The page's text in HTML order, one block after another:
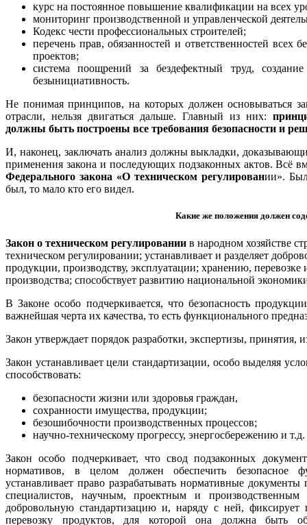
курс на постоянное повышение квалификации на всех
мониторинг производственной и управленческой
Кодекс чести профессиональных строителей;
перечень прав, обязанностей и ответственностей
проектов;
система поощрений за бездефектный труд,
безынициативность.
Не понимая принципов, на которых должен основываться
отрасли, нельзя двигаться дальше. Главный из них:
должны быть построены все требования безопасности и
И, наконец, заключать анализ должны выкладки,
применения закона и последующих подзаконных актов. Всё
Федерального закона «О техническом регулировании».
был, то мало кто его видел.
Какие же положения должен
Закон о техническом регулировании в народном хозяйстве
техническом регулировании; устанавливает и разделяет
продукции, производству, эксплуатации; хранению, перевозке
производства; способствует развитию национальной
В Законе особо подчеркивается, что безопасность
важнейшая черта их качества, то есть функционального
Закон утверждает порядок разработки, экспертизы,
Закон устанавливает цели стандартизации, особо выделяя
способствовать:
безопасности жизни или здоровья граждан,
сохранности имущества, продукции;
безошибочности производственных процессов;
научно-техническому прогрессу, энергосбережению и
Закон особо подчеркивает, что свод подзаконных
нормативов, в целом должен обеспечить безопасное
устанавливает право разрабатывать нормативные
специалистов, научным, проектным и
добровольную стандартизацию и, наряду с ней,
перевозку продуктов, для которой она должна быть